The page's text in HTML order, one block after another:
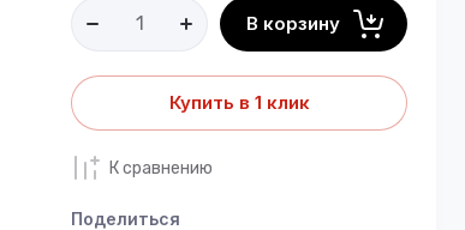
В корзину
Купить в 1 клик
К сравнению
Поделиться